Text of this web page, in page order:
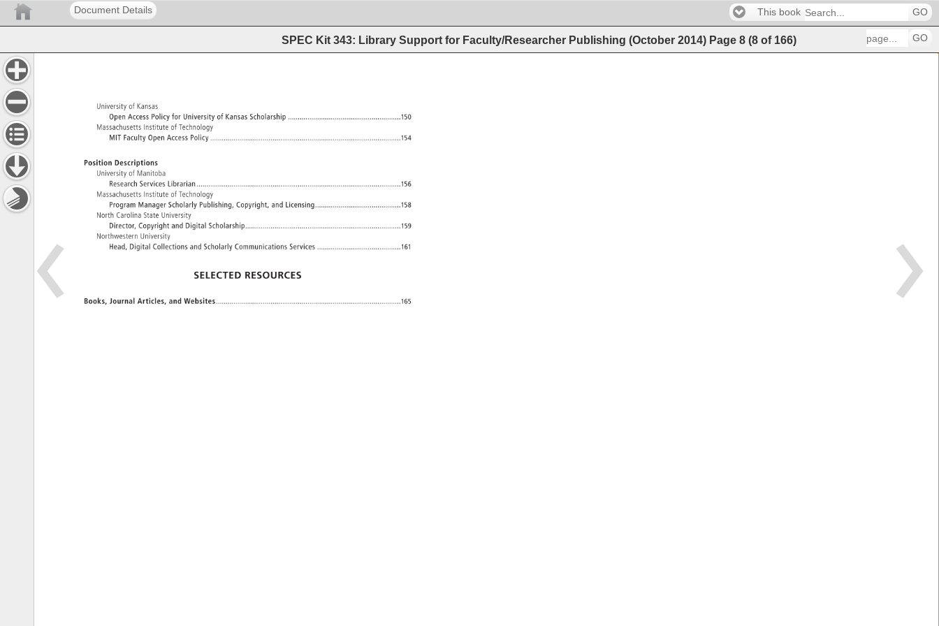
Document Details This book GO
SPEC Kit 343: Library Support for Faculty/Researcher Publishing (October 2014) Page 8 (8 of 166) GO
University
of Kansas
Open Access Policy for University
of Kansas Scholarship ����������������������������������������������������������150
Massachusetts Institute of Technology
MIT Faculty Open Access Policy
Position Descriptions
University
of Manitoba
Research Services Librarian
Massachusetts Institute of Technology
Program Manager Scholarly Publishing, Copyright, and Licensing ��������������������������������������������158
North Carolina State University
Director, Copyright and Digital Scholarship ��������������������������������������������������������������������������������159
Northwestern University
Head, Digital Collections and Scholarly Communications Services �������������������������������������������161
SELECTED RESOURCES
Books, Journal Articles, and Websites